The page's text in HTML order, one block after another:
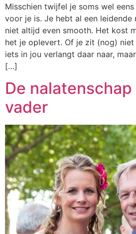
Misschien twijfel je soms wel
voor je is. Je hebt al een
niet altijd even smooth. Het kost
het je oplevert. Of je zit (nog)
iets in jou verlangt daar naar,
[…]
De nalatenschap
vader